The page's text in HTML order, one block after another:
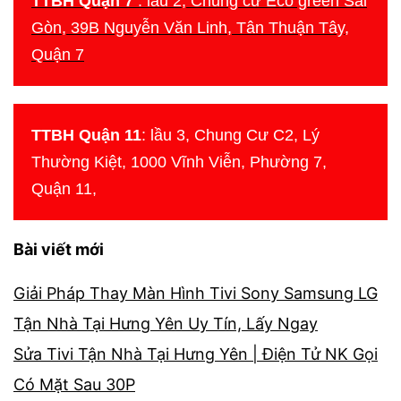
Gòn, 39B Nguyễn Văn Linh, Tân Thuận Tây,
Quận 7
TTBH Quận 11: lầu 3, Chung Cư C2, Lý
Thường Kiệt, 1000 Vĩnh Viễn, Phường 7,
Quận 11,
Bài viết mới
Giải Pháp Thay Màn Hình Tivi Sony Samsung LG
Tận Nhà Tại Hưng Yên Uy Tín, Lấy Ngay
Sửa Tivi Tận Nhà Tại Hưng Yên | Điện Tử NK Gọi
Có Mặt Sau 30P